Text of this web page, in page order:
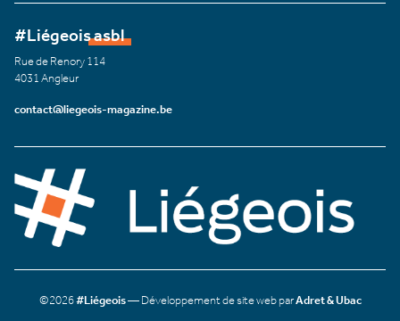
#Liégeois asbl
Rue de Renory 114
4031 Angleur
contact@liegeois-magazine.be
©2026#Liégeois— Développement de site web parAdret & Ubac